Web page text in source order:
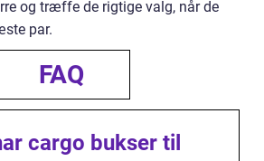
og træffe de rigtige valg, når de
par.
FAQ
cargo bukser til